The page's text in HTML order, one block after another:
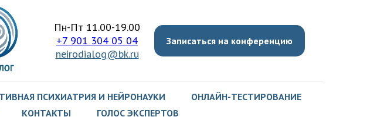
Пн-Пт 11.00-19.00
+7 901 304 05 04
neirodialog@bk.ru
Записаться на конференцию
ПСИХИАТРИЯ И НЕЙРОНАУКИ
ОНЛАЙН-ТЕСТИРОВАНИЕ
КОНТАКТЫ ГОЛОС ЭКСПЕРТОВ